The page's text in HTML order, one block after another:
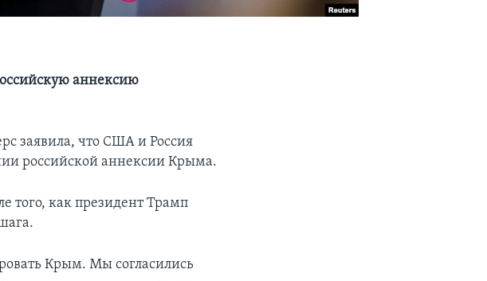
аннексию
заявила, что США и Россия
российской аннексии Крыма.
того, как президент Трамп
Крым. Мы согласились